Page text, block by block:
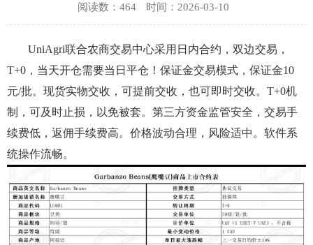
阅读数：464 时间：2026-03-10
UniAgri联合农商交易中心采用日内合约，双边交易，
T+0，当天开仓需要当日平仓！保证金交易模式，保证金10
元/批。现货实物交收，可提前交收，也可即时交收。T+0机
制，可及时止损，以免被套。第三方资金监管安全，交易手
续费低，返佣手续费高。价格波动合理，风险适中。软件系
统操作流畅。